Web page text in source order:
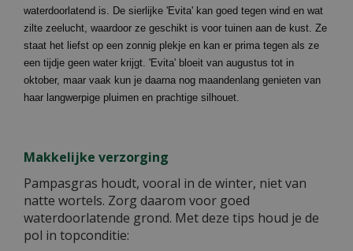
waterdoorlatend is. De sierlijke 'Evita' kan goed tegen wind en wat
zilte zeelucht, waardoor ze geschikt is voor tuinen aan de kust. Ze
staat het liefst op een zonnig plekje en kan er prima tegen als ze
een tijdje geen water krijgt. 'Evita' bloeit van augustus tot in
oktober, maar vaak kun je daarna nog maandenlang genieten van
haar langwerpige pluimen en prachtige silhouet.
Makkelijke verzorging
Pampasgras houdt, vooral in de winter, niet van
natte wortels. Zorg daarom voor goed
waterdoorlatende grond. Met deze tips houd je de
pol in topconditie: